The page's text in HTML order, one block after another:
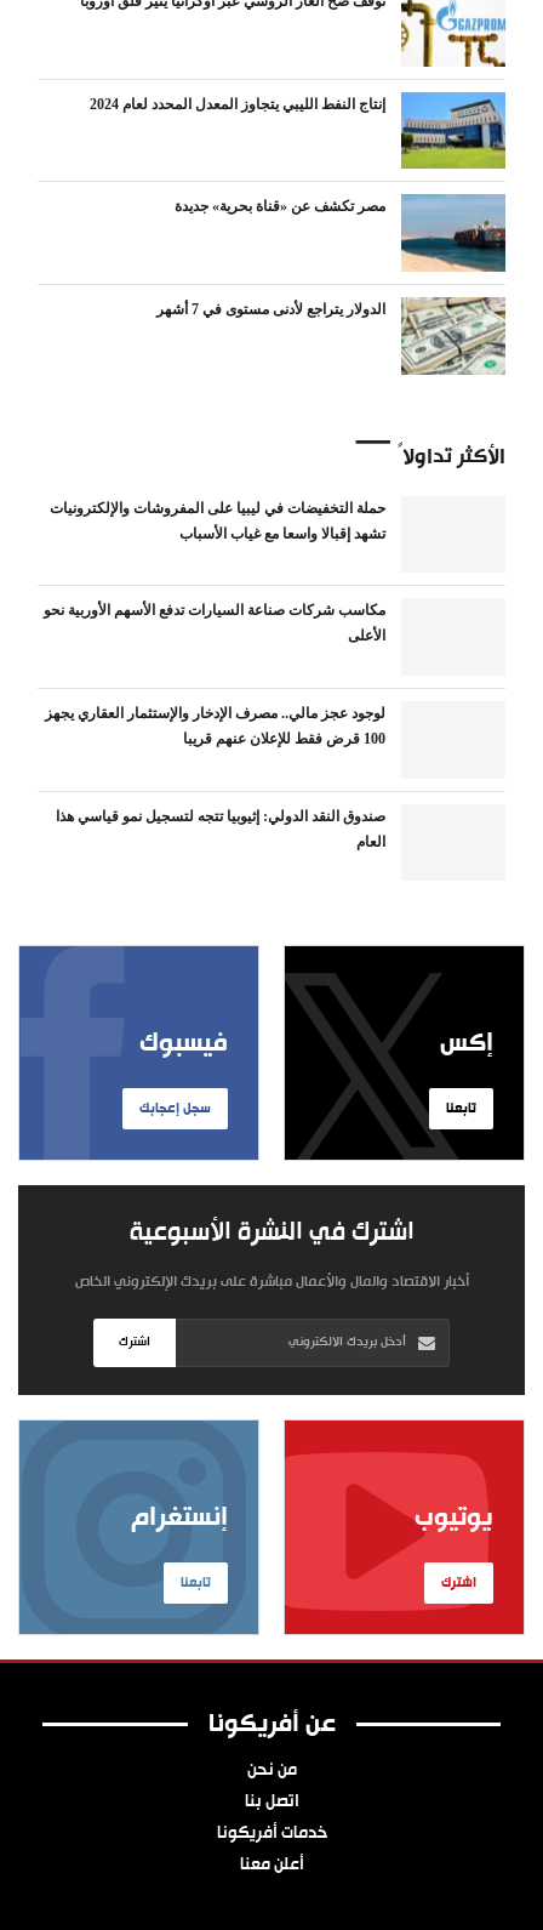
إنتاج النفط الليبي يتجاوز المعدل المحدد لعام 2024
مصر تكشف عن «قناة بحرية» جديدة
الدولار يتراجع لأدنى مستوى في 7 أشهر
الأكثر تداولاً
حملة التخفيضات في ليبيا على المفروشات والإلكترونيات
تشهد إقبالا واسعا مع غياب الأسباب
مكاسب شركات صناعة السيارات تدفع الأسهم الأوربية نحو
الأعلى
لوجود عجز مالي.. مصرف الإدخار والإستثمار العقاري يجهز
100 قرض فقط للإعلان عنهم قريبا
صندوق النقد الدولي: إثيوبيا تتجه لتسجيل نمو قياسي هذا
العام
فيسبوك
سجل إعجابك
إكس
تابعنا
اشترك في النشرة الأسبوعية
أخبار الاقتصاد والمال والأعمال مباشرة على بريدك الإلكتروني الخاص
اشترك
إنستغرام
تابعنا
يوتيوب
اشترك
عن أفريكونا
من نحن
اتصل بنا
خدمات أفريكونا
أعلن معنا